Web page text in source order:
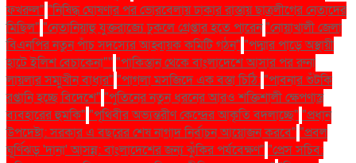
ফখরুল" "নিষিদ্ধ ঘোষণার পর ভোরবেলায় ঢাকার রাস্তায় ছাত্রলীগের নেতাদের
মিছিল" "নেতানিয়াহু যুক্তরাজ্যে ঢুকলে গ্রেপ্তার হতে পারেন"নোয়াখালী জেলা
বিএনপির নতুন পাঁচ সদস্যের আহ্বায়ক কমিটি গঠন" "পদ্মার পাড়ে অস্থায়ী
হাটে ইলিশ বেচাকেনা"'' "পাকিস্তান থেকে বাংলাদেশে আসার পর রুনা
লায়লার সম্মুখীন বাধার" "পাগলা মসজিদে এক বস্তা চিঠি:"পাবনার শুঁটকি
রপ্তানি হচ্ছে বিদেশে" "পুতিনের নতুন ধরনের আরও শক্তিশালী ক্ষেপণাস্ত্র
ব্যবহারের হুমকি" "পৃথিবীর অভ্যন্তরীণ কেন্দ্রের আকৃতি বদলাচ্ছে" "প্রধান
উপদেষ্টা: সরকার এ বছরের শেষ নাগাদ নির্বাচন আয়োজন করবে" "প্রবল
ঘূর্ণিঝড় 'দানা' আসন্ন: বাংলাদেশের জন্য ঝুঁকির পর্যবেক্ষণ" "প্রেস সচিব: